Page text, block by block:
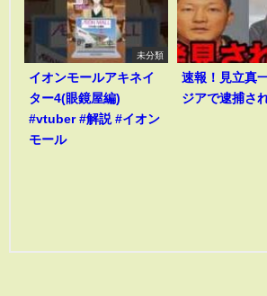
未分類
イオンモールアキネイ
ター4(眼鏡屋編)
#vtuber #解説 #イオン
モール
速報！見立真
ジアで逮捕さ